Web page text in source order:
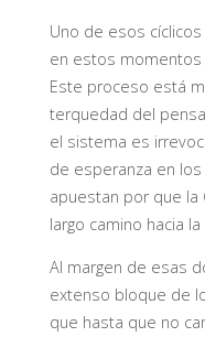
Uno de esos
en estos momentos
Este proceso está
terquedad del
el sistema es
de esperanza en
apuestan por que la
largo camino hacia
Al margen de esas
extenso bloque de
que hasta que no